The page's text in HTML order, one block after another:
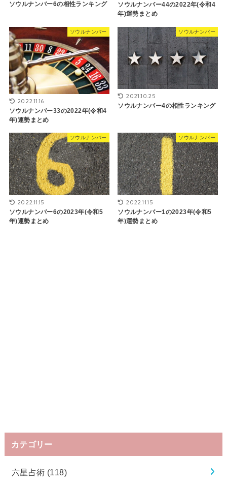
ソウルナンバー6の相性ランキング
ソウルナンバー44の2022年(令和4
年)運勢まとめ
ソウルナンバー
2022.11.16
ソウルナンバー33の2022年(令和4
年)運勢まとめ
ソウルナンバー
2021.10.25
ソウルナンバー4の相性ランキング
ソウルナンバー
2022.11.15
ソウルナンバー6の2023年(令和5
年)運勢まとめ
ソウルナンバー
2022.11.15
ソウルナンバー1の2023年(令和5
年)運勢まとめ
カテゴリー
六星占術 (118)